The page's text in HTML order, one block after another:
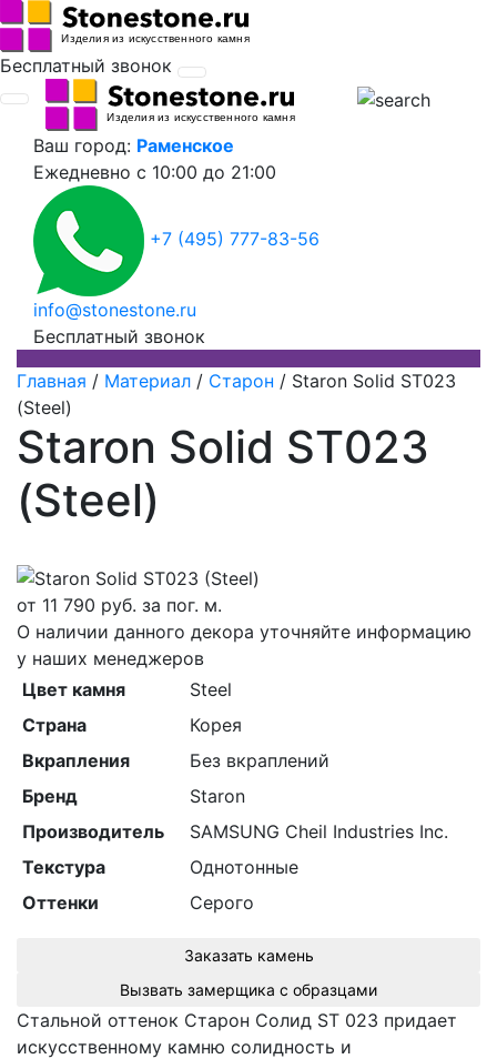
Бесплатный звонок
Ваш город: Раменское
Ежедневно с 10:00 до 21:00
+7 (495) 777-83-56
info@stonestone.ru
Бесплатный звонок
Главная / Материал / Старон / Staron Solid ST023
(Steel)
Staron Solid ST023
(Steel)
от 11 790 руб. за пог. м.
О наличии данного декора уточняйте информацию
у наших менеджеров
Цвет камня
Steel
Страна
Корея
Вкрапления
Без вкраплений
Бренд
Staron
Производитель
SAMSUNG Cheil Industries Inc.
Текстура
Однотонные
Оттенки
Серого
Заказать камень
Вызвать замерщика с образцами
Стальной оттенок Cтарон Cолид ST 023 придает
искусственному камню солидность и